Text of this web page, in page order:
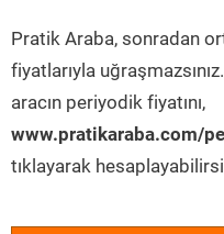
Pratik Araba, sonradan
fiyatlarıyla uğraşmazsınız.
aracın periyodik fiyatını,
www.pratikaraba.com/
tıklayarak